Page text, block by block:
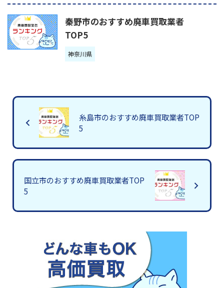
秦野市のおすすめ廃車買取業者
TOP5
神奈川県
糸島市のおすすめ廃車買取業者TOP
5
国立市のおすすめ廃車買取業者TOP
5